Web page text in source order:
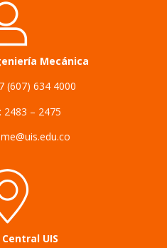
Mecánica
(607) 634 4000
2483 – 2475
UIS